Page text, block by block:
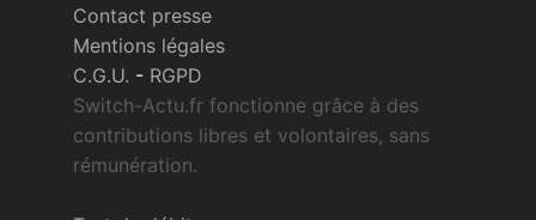
Contact presse
Mentions légales
C.G.U. - RGPD
Switch-Actu.fr fonctionne grâce à des
contributions libres et volontaires, sans
rémunération.